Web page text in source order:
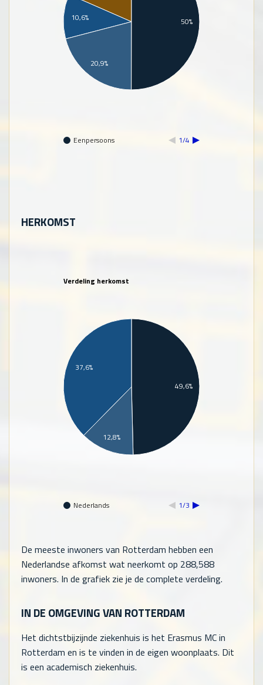
Eenpersoons 1/4
10,6%
20,9%
50%
HERKOMST
Verdeling herkomst
Nederlands 1/3
49,6%
37,6%
12,8%
De meeste inwoners van Rotterdam hebben een
Nederlandse afkomst wat neerkomt op 288,588
inwoners. In de grafiek zie je de complete verdeling.
IN DE OMGEVING VAN ROTTERDAM
Het dichtstbijzijnde ziekenhuis is het Erasmus MC in
Rotterdam en is te vinden in de eigen woonplaats. Dit
is een academisch ziekenhuis.